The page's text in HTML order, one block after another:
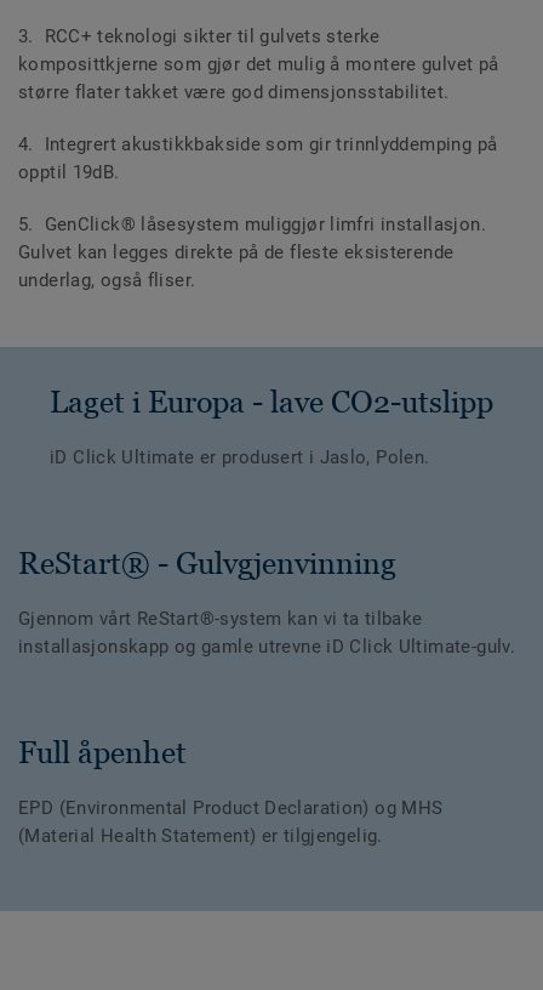
3. RCC+ teknologi sikter til gulvets sterke
komposittkjerne som gjør det mulig å montere gulvet på
større flater takket være god dimensjonsstabilitet.
4. Integrert akustikkbakside som gir trinnlyddemping på
opptil 19dB.
5. GenClick® låsesystem muliggjør limfri installasjon.
Gulvet kan legges direkte på de fleste eksisterende
underlag, også fliser.
Laget i Europa - lave CO2-utslipp
iD Click Ultimate er produsert i Jaslo, Polen.
ReStart® - Gulvgjenvinning
Gjennom vårt ReStart®-system kan vi ta tilbake
installasjonskapp og gamle utrevne iD Click Ultimate-gulv.
Full åpenhet
EPD (Environmental Product Declaration) og MHS
(Material Health Statement) er tilgjengelig.